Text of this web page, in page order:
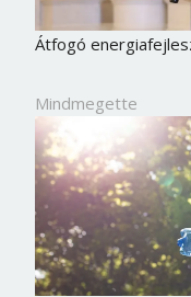
Átfogó
Mindmegette